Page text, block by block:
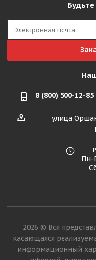
Будьте
8 (800) 500-12-85
улица
Пн-
2026 © Вся
касающаяся
информационный